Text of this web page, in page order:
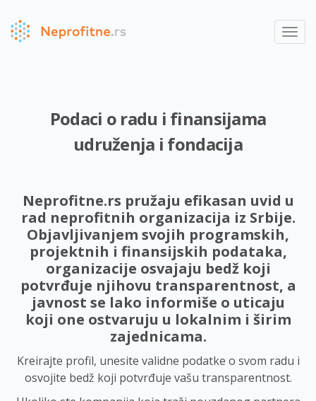
Podaci o radu i finansijama
udruženja i fondacija
Neprofitne.rs pružaju efikasan uvid u
rad neprofitnih organizacija iz Srbije.
Objavljivanjem svojih programskih,
projektnih i finansijskih podataka,
organizacije osvajaju bedž koji
potvrđuje njihovu transparentnost, a
javnost se lako informiše o uticaju
koji one ostvaruju u lokalnim i širim
zajednicama.
Kreirajte profil, unesite validne podatke o svom radu i
osvojite bedž koji potvrđuje vašu transparentnost.